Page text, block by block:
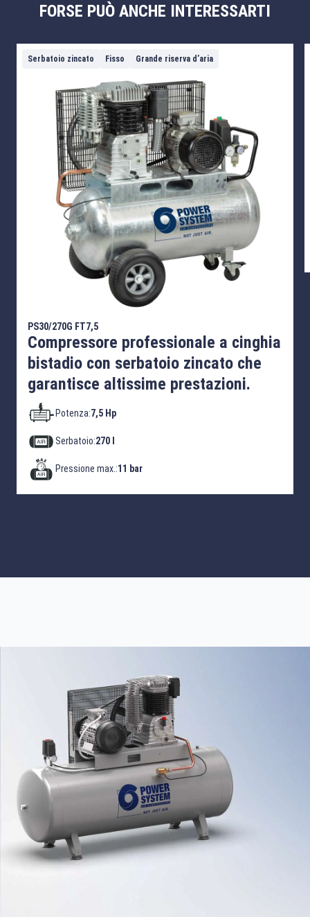
FORSE PUÒ ANCHE INTERESSARTI
Serbatoio zincato Fisso Grande riserva d’aria
PS30/270G FT7,5
Compressore professionale a cinghia
bistadio con serbatoio zincato che
garantisce altissime prestazioni.
Potenza:7,5 Hp
Serbatoio:270 l
Pressione max.:11 bar